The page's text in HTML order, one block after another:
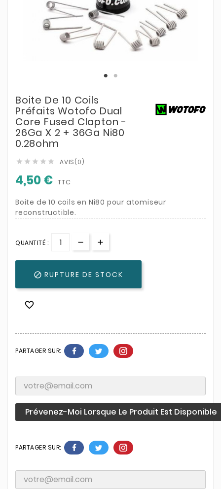
Boite De 10 Coils
Préfaits Wotofo Dual
Core Fused Clapton -
26Ga X 2 + 36Ga Ni80
0.28ohm
     AVIS(0)
4,50 € TTC
Boite de 10 coils en Ni80 pour atomiseur
reconstructible.
QUANTITÉ :
 RUPTURE DE STOCK

PARTAGER SUR:
Prévenez-Moi Lorsque Le Produit Est Disponible
PARTAGER SUR: